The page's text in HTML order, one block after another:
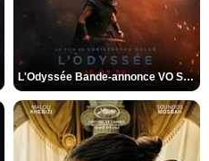
L'Odyssée Bande-annonce VO STFR